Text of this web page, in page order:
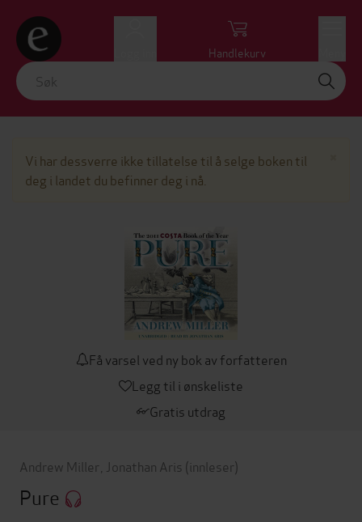
Handlekurv
Vi har dessverre ikke tillatelse til å selge boken til
deg i landet du befinner deg i nå.
Få varsel ved ny bok av forfatteren
Legg til i ønskeliste
Gratis utdrag
Andrew Miller Jonathan Aris (innleser)
Pure